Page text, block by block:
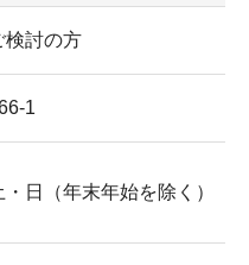
検討の方
1
日（年末年始を除く）